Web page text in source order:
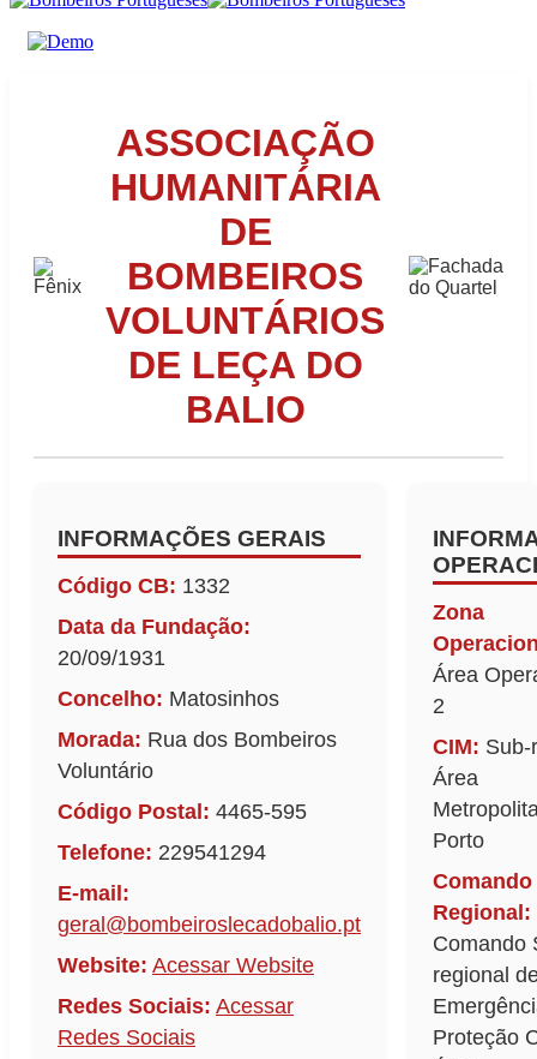
ASSOCIAÇÃO
HUMANITÁRIA
DE
BOMBEIROS
VOLUNTÁRIOS
DE LEÇA DO
BALIO
INFORMAÇÕES GERAIS
Código CB: 1332
Data da Fundação:
20/09/1931
Concelho: Matosinhos
Morada: Rua dos Bombeiros
Voluntário
Código Postal: 4465-595
Telefone: 229541294
E-mail:
geral@bombeiroslecadobalio.pt
Website: Acessar Website
Redes Sociais: Acessar
Redes Sociais
Zona
Área
2
CIM: Sub-
Área
Porto
Comando
Regional:
Comando
regional
Proteção